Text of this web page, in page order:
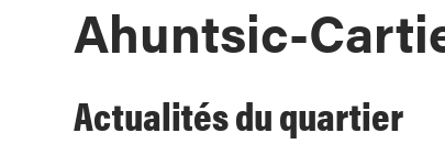
Ahuntsic-
Actualités du quartier